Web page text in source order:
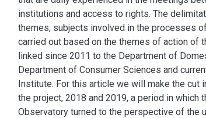
institutions and access to rights. The
themes, subjects involved in the processes
carried out based on the themes of action of
linked since 2011 to the Department of
Department of Consumer Sciences and
Institute. For this article we will make the cut
the project, 2018 and 2019, a period in which
Observatory turned to the perspective of the